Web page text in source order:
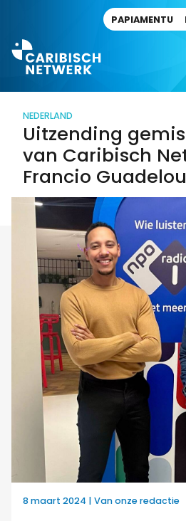
PAPIAMENTU
NEDERLAND
Uitzending
van Caribisch
Francio
8 maart 2024 | Van onze redactie